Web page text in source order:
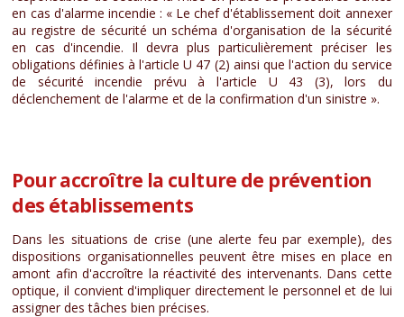
en cas d'alarme incendie : « Le chef d'établissement doit annexer
au registre de sécurité un schéma d'organisation de la sécurité
en cas d'incendie. Il devra plus particulièrement préciser les
obligations définies à l'article U 47 (2) ainsi que l'action du service
de sécurité incendie prévu à l'article U 43 (3), lors du
déclenchement de l'alarme et de la confirmation d'un sinistre ».
Pour accroître la culture de prévention
des établissements
Dans les situations de crise (une alerte feu par exemple), des
dispositions organisationnelles peuvent être mises en place en
amont afin d'accroître la réactivité des intervenants. Dans cette
optique, il convient d'impliquer directement le personnel et de lui
assigner des tâches bien précises.